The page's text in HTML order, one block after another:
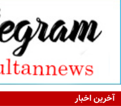
آخرین اخبار